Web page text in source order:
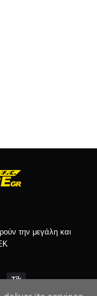
την μεγάλη και